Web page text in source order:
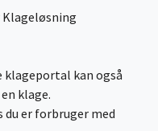
klageportal kan også
klage.
er forbruger med